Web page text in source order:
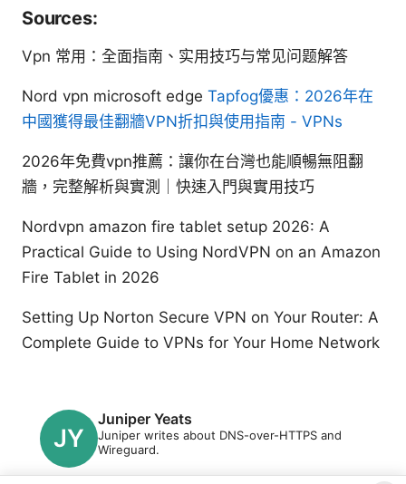
Sources:
Vpn 常用：全面指南、实用技巧与常见问题解答
Nord vpn microsoft edge Tapfog優惠：2026年在
中國獲得最佳翻牆VPN折扣與使用指南 - VPNs
2026年免費vpn推薦：讓你在台灣也能順暢無阻翻
牆，完整解析與實測｜快速入門與實用技巧
Nordvpn amazon fire tablet setup 2026: A
Practical Guide to Using NordVPN on an Amazon
Fire Tablet in 2026
Setting Up Norton Secure VPN on Your Router: A
Complete Guide to VPNs for Your Home Network
Juniper Yeats
Juniper writes about DNS-over-HTTPS and
Wireguard.